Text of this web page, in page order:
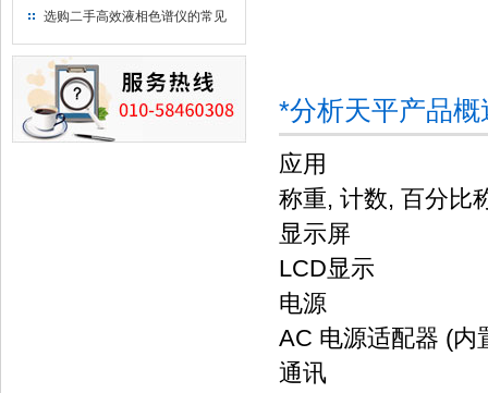
用水
选购二手高效液相色谱仪的常见
*分析天平产品概
应用
称重, 计数, 百分比
显示屏
LCD显示
电源
AC 电源适配器 (内
通讯